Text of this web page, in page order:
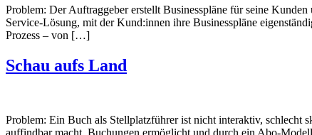
Problem: Der Auftraggeber erstellt Businesspläne für seine
Service-Lösung, mit der Kund:innen ihre Businesspläne
Prozess – von […]
Schau aufs Land
Problem: Ein Buch als Stellplatzführer ist nicht interaktiv, schlecht
auffindbar macht, Buchungen ermöglicht und durch ein Abo-